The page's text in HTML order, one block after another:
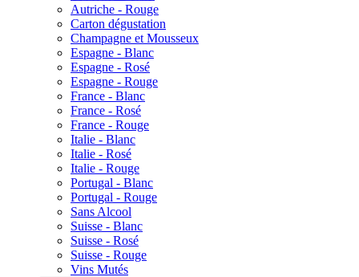
Autriche - Rouge
Carton dégustation
Champagne et Mousseux
Espagne - Blanc
Espagne - Rosé
Espagne - Rouge
France - Blanc
France - Rosé
France - Rouge
Italie - Blanc
Italie - Rosé
Italie - Rouge
Portugal - Blanc
Portugal - Rouge
Sans Alcool
Suisse - Blanc
Suisse - Rosé
Suisse - Rouge
Vins Mutés